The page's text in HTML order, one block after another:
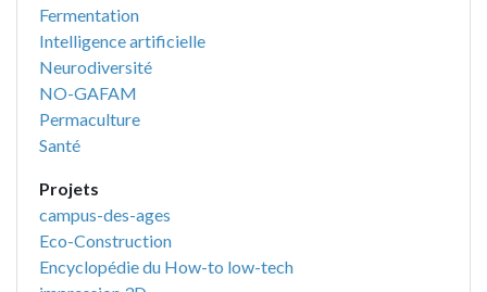
Fermentation
Intelligence artificielle
Neurodiversité
NO-GAFAM
Permaculture
Santé
Projets
campus-des-ages
Eco-Construction
Encyclopédie du How-to low-tech